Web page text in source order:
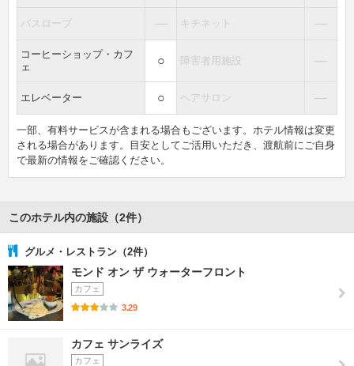
バスローブ ― キチネット ―
コーヒーショップ・カフ
ェ
○ 障害者用施設 ―
エレベーター ○ ヘアサロン ―
一部、有料サービスが含まれる場合もございます。ホテル情報は変更
される場合があります。目安としてご活用いただき、渡航前にご自身
で最新の情報をご確認ください。
このホテル内の施設（2件）
グルメ・レストラン（2件）
モンド オン ザ ウォーターフロント
カフェ
3.29
カフェ サンライズ
カフェ